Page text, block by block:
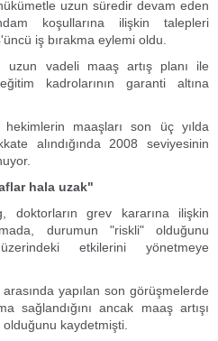
uzun süredir devam eden
koşullarına ilişkin talepleri
iş bırakma eylemi oldu.
uzun vadeli maaş artış planı ile
kadrolarının garanti altına
maaşları son üç yılda
alındığında 2008 seviyesinin
hala uzak"
doktorların grev kararına ilişkin
durumun "riskli" olduğunu
etkilerini yönetmeye
yapılan son görüşmelerde
sağlandığını ancak maaş artışı
kaydetmişti.